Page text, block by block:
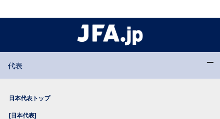
代表
日本代表トップ
[日本代表]